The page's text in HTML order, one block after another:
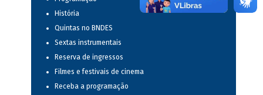
História
Quintas no BNDES
Sextas instrumentais
Reserva de ingressos
Filmes e festivais de cinema
Receba a programação